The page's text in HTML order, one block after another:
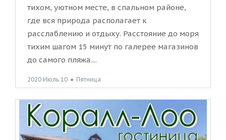
тихом, уютном месте, в спальном районе,
где вся природа располагает к
расслаблению и отдыху. Расстояние до моря
тихим шагом 15 минут по галерее магазинов
до самого пляжа....
2020 Июль 10 ● Пятница